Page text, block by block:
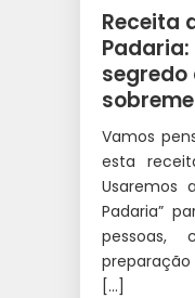
Receita
segredo
Vamos
esta
Usaremos
Padaria”
[…]